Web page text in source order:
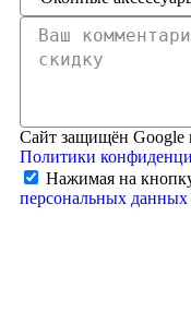
Сайт защищён
Политики
Нажимая на
персональных данных